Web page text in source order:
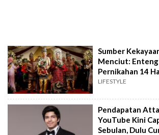
Sumber
Menciut:
Pernikahan 14
Isam Lewat?
LIFESTYLE
Pendapatan
YouTube Kini
Sebulan, Dulu